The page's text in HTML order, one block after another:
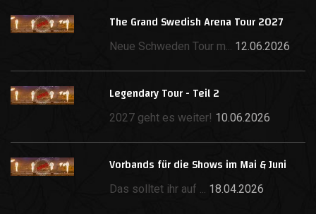
The Grand Swedish Arena Tour 2027
Neue Schweden Tour m... 12.06.2026
Legendary Tour - Teil 2
2027 geht es weiter! 10.06.2026
Vorbands für die Shows im Mai & Juni
Das solltet ihr auf ... 18.04.2026